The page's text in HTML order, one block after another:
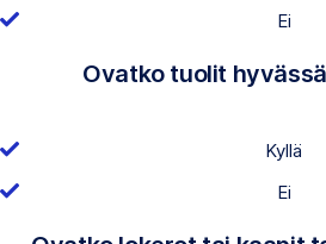
Ei
Ovatko tuolit
Kyllä
Ei